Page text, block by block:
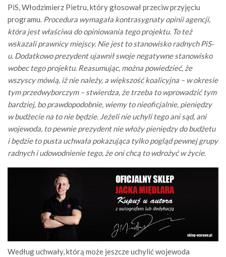
PiS, Włodzimierz Pietru, który głosował przeciw przyjęciu
programu. Procedura wymagała kontrasygnaty opinii agencji,
która jest właściwa do opiniowania tego projektu. To też
wskazali prawnicy miejscy. Nie jest to stanowisko radnych PiS-
u. Dodatkowo prezydent ujawnił swoje negatywne stanowisko
wobec tego projektu. Reasumując, można powiedzieć, że
wszyscy mówią, iż nie należy, a większość koalicyjna – w okresie
tym przedwyborczym – stwierdza, że trzeba to wprowadzić tym
bardziej, bo prawdopodobnie, wiemy to nieoficjalnie, pieniędzy
w budżecie na to nie będzie. Jeżeli nie uchyli tego ani sąd, ani
wojewoda, to pewnie prezydent nie włoży pieniędzy do budżetu
i będzie to pusta uchwała pokazująca tylko pogląd pewnej grupy
radnych i udowodnienie tego, że oni chcą to wdrożyć w życie.
Według uchwały, którą może jeszcze uchylić wojewoda